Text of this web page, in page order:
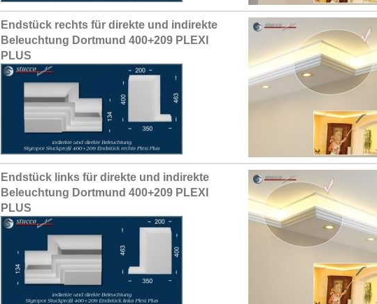
Endstück rechts für direkte und indirekte
Beleuchtung Dortmund 400+209 PLEXI
PLUS
Endstück links für direkte und indirekte
Beleuchtung Dortmund 400+209 PLEXI
PLUS